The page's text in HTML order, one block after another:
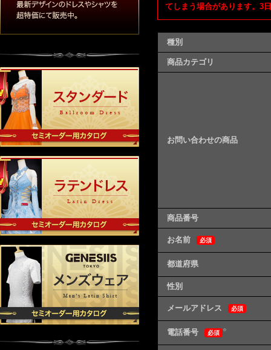
てしまう場合があります。3
種別
商品カテゴリ
お問い合わせの商品
商品番号
お名前 必須
都道府県
性別
メールアドレス 必須
電話番号 必須 ※